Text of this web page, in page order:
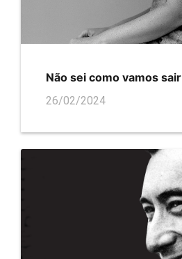
Não sei como vamos sair
26/02/2024